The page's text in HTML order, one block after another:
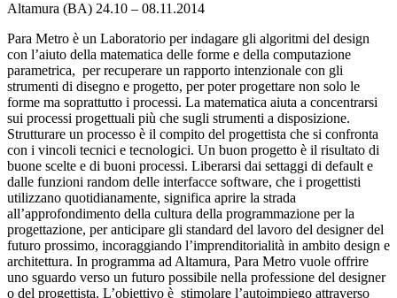
Altamura (BA) 24.10 – 08.11.2014
Para Metro è un Laboratorio per indagare gli algoritmi del design
con l’aiuto della matematica delle forme e della computazione
parametrica, per recuperare un rapporto intenzionale con gli
strumenti di disegno e progetto, per poter progettare non solo le
forme ma soprattutto i processi. La matematica aiuta a concentrarsi
sui processi progettuali più che sugli strumenti a disposizione.
Strutturare un processo è il compito del progettista che si confronta
con i vincoli tecnici e tecnologici. Un buon progetto è il risultato di
buone scelte e di buoni processi. Liberarsi dai settaggi di default e
dalle funzioni random delle interfacce software, che i progettisti
utilizzano quotidianamente, significa aprire la strada
all’approfondimento della cultura della programmazione per la
progettazione, per anticipare gli standard del lavoro del designer del
futuro prossimo, incoraggiando l’imprenditorialità in ambito design e
architettura. In programma ad Altamura, Para Metro vuole offrire
uno sguardo verso un futuro possibile nella professione del designer
o del progettista. L’obiettivo è stimolare l’autoimpiego attraverso